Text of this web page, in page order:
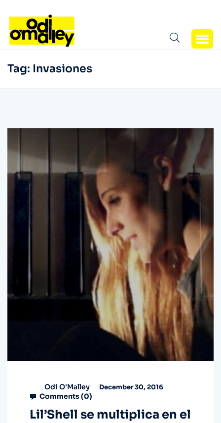
Tag: Invasiones
Odi O'Malley December 30, 2016
Comments (0)
Lil’Shell se multiplica en el